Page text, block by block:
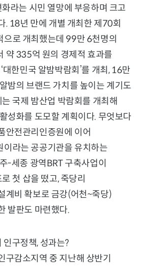
라는 시민 열망에 부응하며 크고
. 18년 만에 개별 개최한 제70회
으로 개최했는데 99만 6천명의
약 335억 원의 경제적 효과를
대한민국 알밤박람회’를 개최, 16만
밤의 브랜드 가치를 높이는 계기도
국제 밤산업 박람회를 개최해
성화를 도모할 계획이다. 무엇보다
안전관리인증원에 이어
이라는 공공기관을 유치하는
-세종 광역BRT 구축사업이
첫 삽을 떴고, 죽당리
계비 확보로 금강(어천~죽당)
발판도 마련했다.
인구정책, 성과는?
구감소지역 중 지난해 상반기